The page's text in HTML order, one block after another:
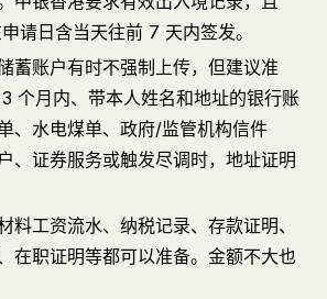
请日含当天往前 7 天内签发。
蓄账户有时不强制上传，但建议准
个月内、带本人姓名和地址的银行账
、水电煤单、政府/监管机构信件
、证券服务或触发尽调时，地址证明
料工资流水、纳税记录、存款证明、
在职证明等都可以准备。金额不大也